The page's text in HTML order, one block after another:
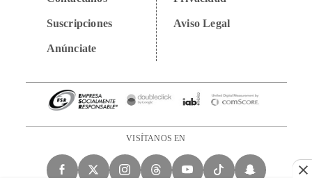
Suscripciones
Anúnciate
Aviso Legal
VISÍTANOS EN